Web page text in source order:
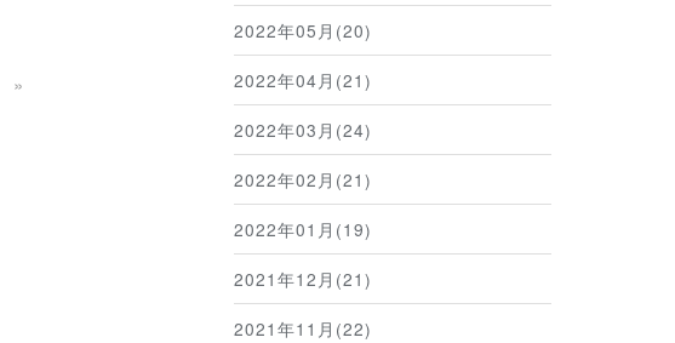
»
2022年05月(20)
2022年04月(21)
2022年03月(24)
2022年02月(21)
2022年01月(19)
2021年12月(21)
2021年11月(22)